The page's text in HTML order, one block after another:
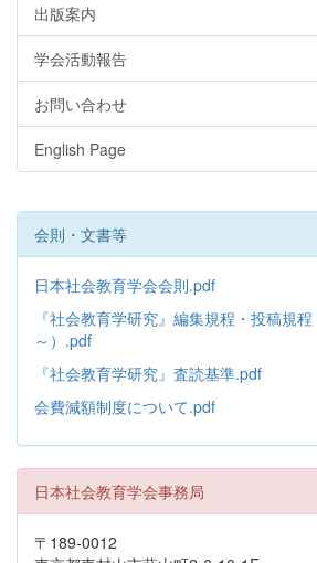
出版案内
学会活動報告
お問い合わせ
English Page
会則・文書等
日本社会教育学会会則.pdf
『社会教育学研究』編集規程・投稿規
～）.pdf
『社会教育学研究』査読基準.pdf
会費減額制度について.pdf
日本社会教育学会事務局
〒189-0012